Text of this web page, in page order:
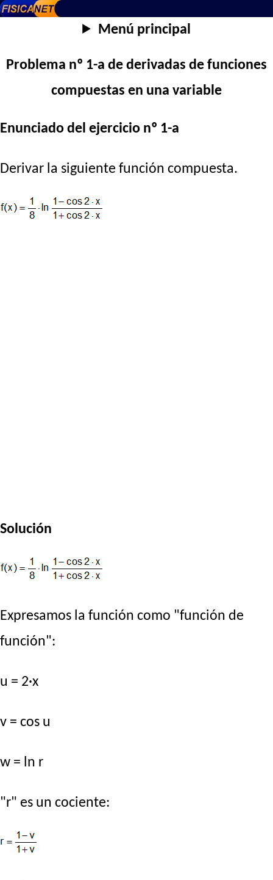
Menú principal
Problema nº 1-a de derivadas de funciones
compuestas en una variable
Enunciado del ejercicio nº 1-a
Derivar la siguiente función compuesta.
Solución
Expresamos la función como "función de
función":
u = 2·x
v = cos u
w = ln r
"r" es un cociente: